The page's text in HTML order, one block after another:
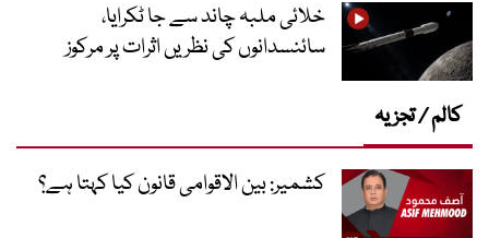
خلائی ملبہ چاند سے جا ٹکرایا،
سائنسدانوں کی نظریں اثرات پر مرکوز
کالم / تجزیہ
کشمیر: بین الاقوامی قانون کیا کہتا ہے؟